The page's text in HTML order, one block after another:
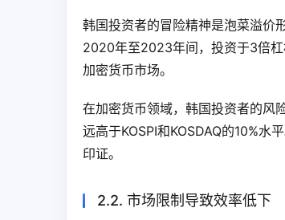
韩国投资者的冒险精神是泡菜溢价
2020年至2023年间，投资于3倍
加密货币市场。
在加密货币领域，韩国投资者的风
远高于KOSPI和KOSDAQ的10%
印证。
2.2. 市场限制导致效率低下